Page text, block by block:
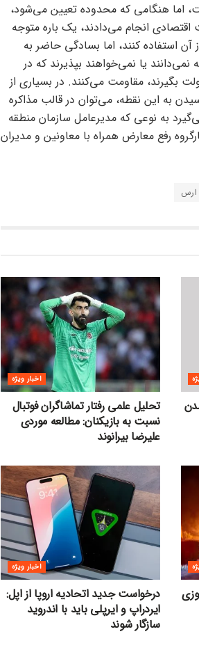
اما هنگامی که محدوده تعیین می‌شود،
انجام می‌دادند، یک باره متوجه
استفاده کنند، اما بسادگی حاضر به
یا نمی‌خواهند بپذیرند که در
بگیرند، مقاومت می‌کنند. در بسیاری از
به این نقطه، می‌توان در قالب مذاکره
به نوعی که مدیرعامل سازمان منطقه
رفع معارض همراه با معاونین و مدیران
ارس
اخبار ویژه
تحلیل علمی رفتار تماشاگران فوتبال
نسبت به بازیکنان: مطالعه موردی
علیرضا بیرانوند
اخبار ویژه
درخواست جدید اتحادیه اروپا از اپل:
ایردراپ و ایرپلی باید با اندروید
سازگار شوند